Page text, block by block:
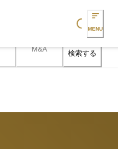
Loading... MENU
M&A 検索する